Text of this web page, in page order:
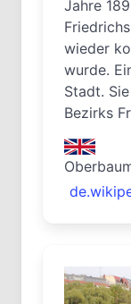
Jahre
wieder
wurde.
Stadt.
Bezirks